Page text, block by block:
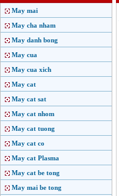
May mai
May cha nham
May danh bong
May cua
May cua xich
May cat
May cat sat
May cat nhom
May cat tuong
May cat co
May cat Plasma
May cat be tong
May mai be tong